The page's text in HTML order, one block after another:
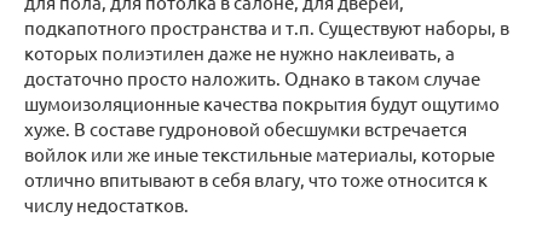
подкапотного пространства и т.п. Существуют наборы, в
которых полиэтилен даже не нужно наклеивать, а
достаточно просто наложить. Однако в таком случае
шумоизоляционные качества покрытия будут ощутимо
хуже. В составе гудроновой обесшумки встречается
войлок или же иные текстильные материалы, которые
отлично впитывают в себя влагу, что тоже относится к
числу недостатков.